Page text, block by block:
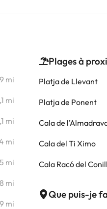
mi
mi
mi
mi
mi
mi
mi
Plages à
Platja de Llevant
Platja de Ponent
Cala de
Cala del Ti Ximo
Cala Racó del Conill
Que puis-je